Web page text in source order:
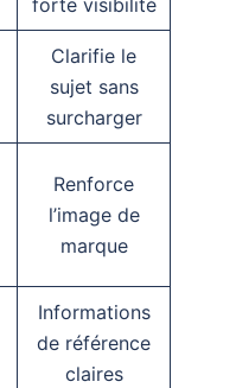
forte visibilité
Clarifie le
sujet sans
surcharger
Renforce
l’image de
marque
Informations
de référence
claires